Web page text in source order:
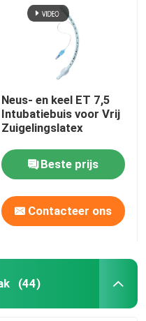
Neus- en keel ET 7,5
Intubatiebuis voor Vrij
Zuigelingslatex
Beste prijs
Contacteer ons
(44)